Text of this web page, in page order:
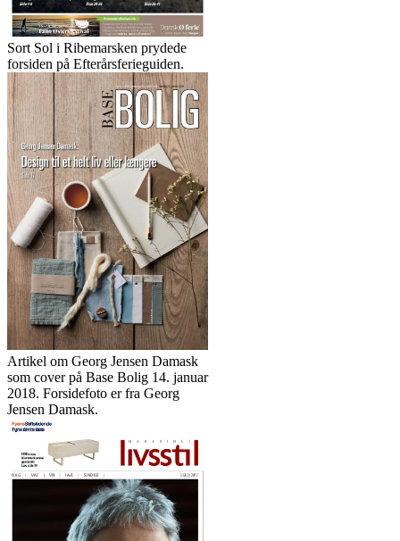
Sort Sol i Ribemarsken prydede
forsiden på Efterårsferieguiden.
Artikel om Georg Jensen Damask
som cover på Base Bolig 14. januar
2018. Forsidefoto er fra Georg
Jensen Damask.